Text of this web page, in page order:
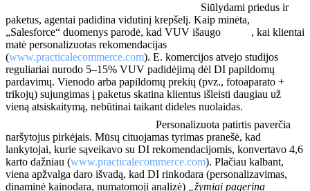
Siūlydami priedus ir
paketus, agentai padidina vidutinį krepšelį. Kaip minėta,
„Salesforce“ duomenys parodė, kad VUV išaugo
, kai klientai
matė personalizuotas rekomendacijas
(www.practicalecommerce.com). E. komercijos atvejo studijos
reguliariai nurodo 5–15% VUV padidėjimą dėl DI papildomų
pardavimų. Vienodo arba papildomų prekių (pvz., fotoaparato +
trikojų) sujungimas į paketus skatina klientus išleisti daugiau už
vieną atsiskaitymą, nebūtinai taikant dideles nuolaidas.
Personalizuota patirtis paverčia
naršytojus pirkėjais. Mūsų cituojamas tyrimas pranešė, kad
lankytojai, kurie sąveikavo su DI rekomendacijomis, konvertavo 4,6
karto dažniau (www.practicalecommerce.com). Plačiau kalbant,
viena apžvalga daro išvadą, kad DI rinkodara (personalizavimas,
dinaminė kainodara, numatomoji analizė)
„žymiai pagerina